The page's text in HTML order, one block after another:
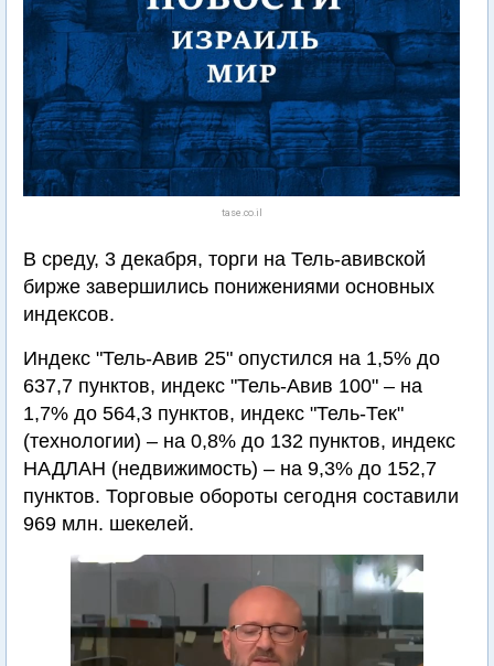
tase.co.il
В среду, 3 декабря, торги на Тель-авивской
бирже завершились понижениями основных
индексов.
Индекс "Тель-Авив 25" опустился на 1,5% до
637,7 пунктов, индекс "Тель-Авив 100" – на
1,7% до 564,3 пунктов, индекс "Тель-Тек"
(технологии) – на 0,8% до 132 пунктов, индекс
НАДЛАН (недвижимость) – на 9,3% до 152,7
пунктов. Торговые обороты сегодня составили
969 млн. шекелей.